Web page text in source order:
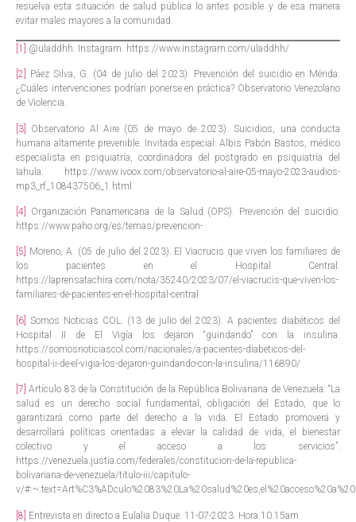
resuelva esta situación de salud pública lo antes posible y de esa manera
evitar males mayores a la comunidad.
[1] @uladdhh. Instagram. https://www.instagram.com/uladdhh/
[2]
Páez Silva, G. (04 de julio del 2023). Prevención del suicidio en Mérida:
¿Cuáles intervenciones podrían ponerse en práctica? Observatorio Venezolano
de Violencia.
[3]
Observatorio Al Aire (05 de mayo de 2023). Suicidios, una conducta
humana altamente prevenible. Invitada especial: Albis Pabón Bastos, médico
especialista en psiquiatría, coordinadora del postgrado en psiquiatría del
Iahula. https://www.ivoox.com/observatorio-al-aire-05-mayo-2023-audios-
mp3_rf_108437506_1.html
[4]
Organización Panamericana de la Salud (OPS). Prevención del suicidio.
https://www.paho.org/es/temas/prevencion-
[5]
Moreno, A. (05 de julio del 2023). El Viacrucis que viven los familiares de
los pacientes en el Hospital Central.
https://laprensatachira.com/nota/35240/2023/07/el-viacrucis-que-viven-los-
familiares-de-pacientes-en-el-hospital-central
[6] Somos Noticias COL. (13 de julio del 2023). A pacientes diabéticos del
Hospital II de El Vigía los dejaron “guindando” con la insulina.
https://somosnoticiascol.com/nacionales/a-pacientes-diabeticos-del-
hospital-ii-de-el-vigia-los-dejaron-guindando-con-la-insulina/116890/
[7] Artículo 83 de la Constitución de la República Bolivariana de Venezuela: “La
salud es un derecho social fundamental, obligación del Estado, que lo
garantizará como parte del derecho a la vida. El Estado promoverá y
desarrollará políticas orientadas a elevar la calidad de vida, el bienestar
colectivo y el acceso a los servicios”.
https://venezuela.justia.com/federales/constitucion-de-la-republica-
bolivariana-de-venezuela/titulo-iii/capitulo-
v/
[8] Entrevista en directo a Eulalia Duque. 11-07-2023. Hora.10.15am